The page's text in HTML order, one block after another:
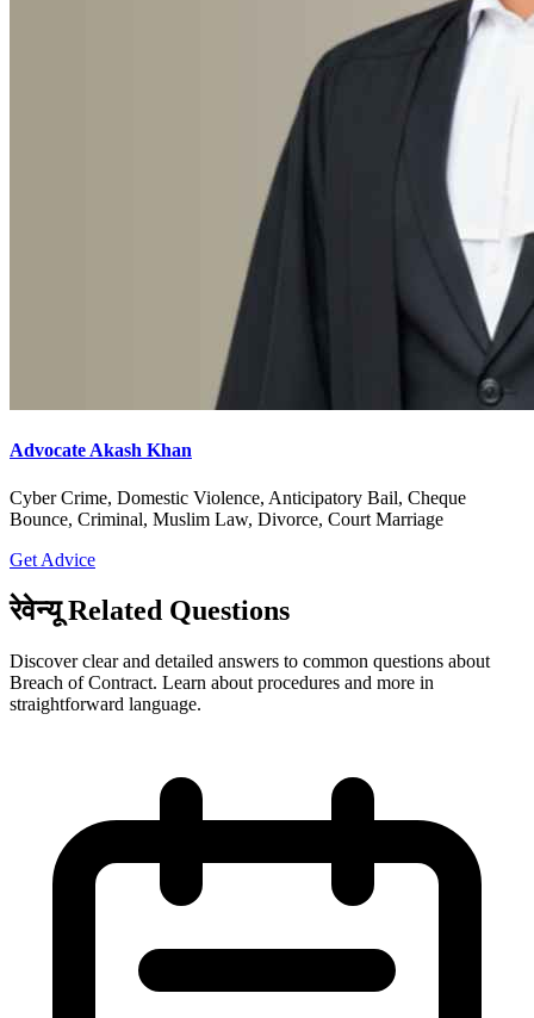
Advocate Akash Khan
Cyber Crime, Domestic Violence, Anticipatory Bail, Cheque
Bounce, Criminal, Muslim Law, Divorce, Court Marriage
Get Advice
रेवेन्यू Related Questions
Discover clear and detailed answers to common questions about
Breach of Contract. Learn about procedures and more in
straightforward language.